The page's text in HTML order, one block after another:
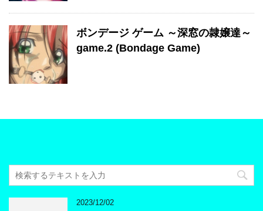
ボンデージ ゲーム ～深窓の隷嬢達～
game.2 (Bondage Game)
2023/12/02